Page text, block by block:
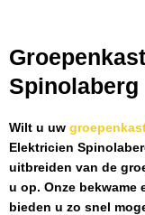
Spinolaberg
Wilt u uw
Elektricien
uitbreiden van de
u op. Onze bekwame
bieden u zo snel